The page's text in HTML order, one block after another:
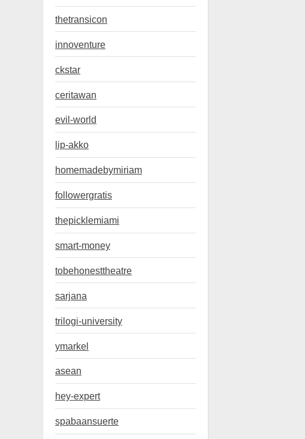
thetransicon
innoventure
ckstar
ceritawan
evil-world
lip-akko
homemadebymiriam
followergratis
thepicklemiami
smart-money
tobehonesttheatre
sarjana
trilogi-university
ymarkel
asean
hey-expert
spabaansuerte